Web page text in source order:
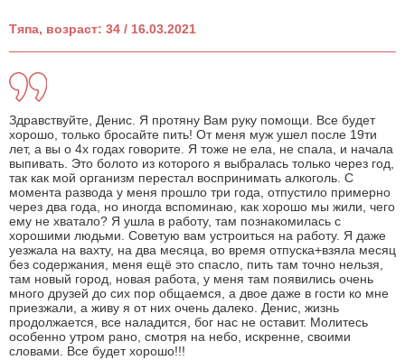
Тяпа, возраст: 34 / 16.03.2021
Здравствуйте, Денис. Я протяну Вам руку помощи. Все будет
хорошо, только бросайте пить! От меня муж ушел после 19ти
лет, а вы о 4х годах говорите. Я тоже не ела, не спала, и начала
выпивать. Это болото из которого я выбралась только через год,
так как мой организм перестал воспринимать алкоголь. С
момента развода у меня прошло три года, отпустило примерно
через два года, но иногда вспоминаю, как хорошо мы жили, чего
ему не хватало? Я ушла в работу, там познакомилась с
хорошими людьми. Советую вам устроиться на работу. Я даже
уезжала на вахту, на два месяца, во время отпуска+взяла месяц
без содержания, меня ещё это спасло, пить там точно нельзя,
там новый город, новая работа, у меня там появились очень
много друзей до сих пор общаемся, а двое даже в гости ко мне
приезжали, а живу я от них очень далеко. Денис, жизнь
продолжается, все наладится, бог нас не оставит. Молитесь
особенно утром рано, смотря на небо, искренне, своими
словами. Все будет хорошо!!!